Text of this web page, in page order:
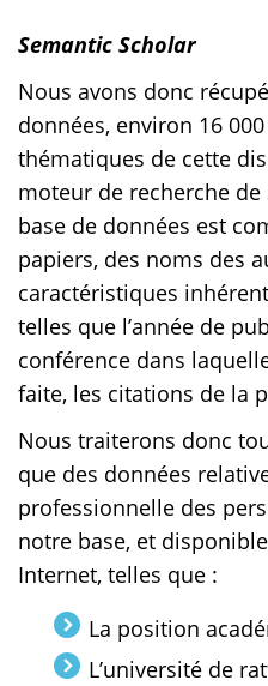
Semantic Scholar
Nous avons donc
données, environ 16
thématiques de cette
moteur de recherche de
base de données est
papiers, des noms des
caractéristiques
telles que l’année de
conférence dans
faite, les citations de la
Nous traiterons donc
que des données
professionnelle des
notre base, et
Internet, telles que :
La position
L’université de